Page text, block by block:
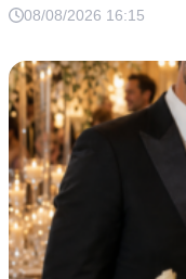
08/08/2026 16:15